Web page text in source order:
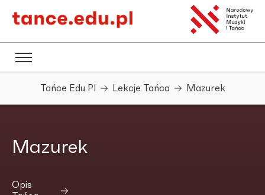
Tańce Edu Pl Lekcje Tańca Mazurek
Mazurek
Opis